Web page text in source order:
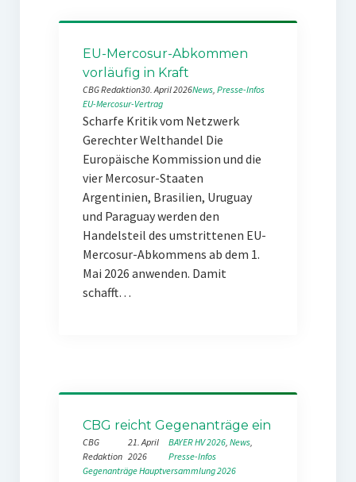
EU-Mercosur-Abkommen
vorläufig in Kraft
CBG Redaktion30. April 2026News, Presse-Infos
EU-Mercosur-Vertrag
Scharfe Kritik vom Netzwerk
Gerechter Welthandel Die
Europäische Kommission und die
vier Mercosur-Staaten
Argentinien, Brasilien, Uruguay
und Paraguay werden den
Handelsteil des umstrittenen EU-
Mercosur-Abkommens ab dem 1.
Mai 2026 anwenden. Damit
schafft…
CBG reicht Gegenanträge ein
CBG
Redaktion
21. April
2026
BAYER HV 2026, News
Presse-Infos
GegenanträgeHauptversammlung 2026